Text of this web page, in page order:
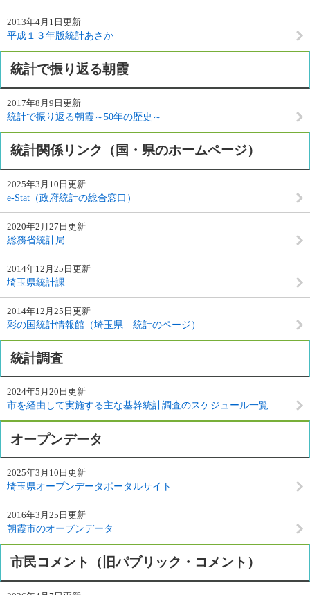
2013年4月1日更新
平成１３年版統計あさか
統計で振り返る朝霞
2017年8月9日更新
統計で振り返る朝霞～50年の歴史～
統計関係リンク（国・県のホームページ）
2025年3月10日更新
e-Stat（政府統計の総合窓口）
2020年2月27日更新
総務省統計局
2014年12月25日更新
埼玉県統計課
2014年12月25日更新
彩の国統計情報館（埼玉県 統計のページ）
統計調査
2024年5月20日更新
市を経由して実施する主な基幹統計調査のスケジュール一覧
オープンデータ
2025年3月10日更新
埼玉県オープンデータポータルサイト
2016年3月25日更新
朝霞市のオープンデータ
市民コメント（旧パブリック・コメント）